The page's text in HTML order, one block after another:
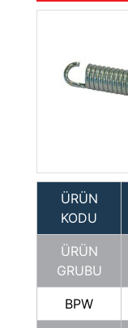
ÜRÜN
KODU
ÜRÜN
GRUBU
BPW